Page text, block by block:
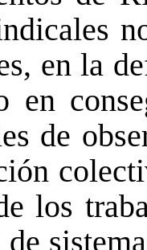
en la
en
de
los
de